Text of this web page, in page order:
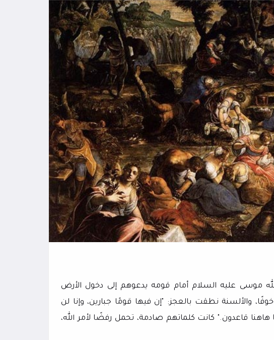
موسى عليه السلام أمام قومه يدعوهم إلى دخول الأرض
والألسنة نطقت بالعجز: "إن فيها قومًا جبارين، وإنا لن
هاهنا قاعدون." كانت كلماتهم صادمة، تحمل رفضًا لأمر الله،